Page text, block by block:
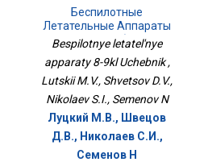
Беспилотные
Летательные Аппараты
8-9кл Учебник
Bespilotnye letatel'nye
apparaty 8-9kl Uchebnik ,
Lutskii M.V., Shvetsov D.V.,
Nikolaev S.I., Semenov N
Луцкий М.В., Швецов
Д.В., Николаев С.И.,
Семенов Н